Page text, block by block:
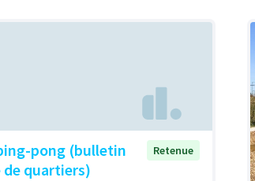
pong (bulletin
de quartiers)
Retenue